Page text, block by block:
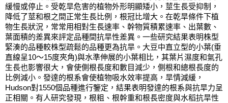
緩慢或停止。受乾旱危害的植物外形明顯矮小，莖生長受抑制，
降低了莖和根之間正常生長比例，根冠比增大。在乾旱條件下植
物生長狀況，常常用相對生長速率、幹物質積累速率、出葉數、
葉面積的差異來評定品種間抗旱性差異。一些研究結果表明株型
緊湊的品種較株型疏鬆的品種更為抗旱。大豆中直立型的小葉(垂
直線呈10～15度夾角)與水準伸展的小葉相比，其葉片濕度和氣孔
生長也影響很大，會使側根長度和數目減少，側根和總根長度的
比例減小。發達的根系會使植物吸水效率提高，旱情減緩，
Hudson對1550個品種進行鑒定，結果表明發達的根系與抗旱力呈
正相關。有人研究發現，根粗、根幹重和根長密度與水稻抗旱性